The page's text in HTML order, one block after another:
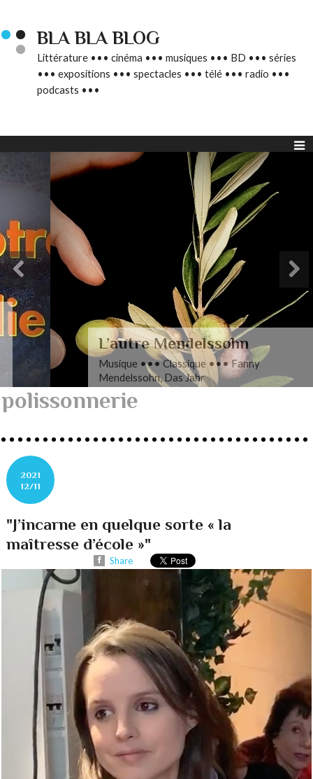
BLA BLA BLOG
Littérature ••• cinéma ••• musiques ••• BD ••• séries
••• expositions ••• spectacles ••• télé ••• radio •••
podcasts •••
L’autre Mendelssohn
Musique ••• Classique ••• Fanny
Mendelssohn, Das Jahr
polissonnerie
2021
12/11
"J’incarne en quelque sorte « la
maîtresse d’école »"
Share